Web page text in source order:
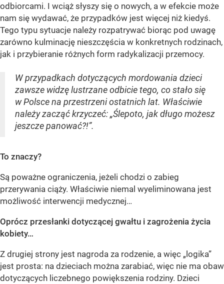
odbiorcami. I wciąż słyszy się o nowych, a w efekcie może
nam się wydawać, że przypadków jest więcej niż kiedyś.
Tego typu sytuacje należy rozpatrywać biorąc pod uwagę
zarówno kulminację nieszczęścia w konkretnych rodzinach,
jak i przybieranie różnych form radykalizacji przemocy.
W przypadkach dotyczących mordowania dzieci
zawsze widzę lustrzane odbicie tego, co stało się
w Polsce na przestrzeni ostatnich lat. Właściwie
należy zacząć krzyczeć: „Ślepoto, jak długo możesz
jeszcze panować?!”.
To znaczy?
Są poważne ograniczenia, jeżeli chodzi o zabieg
przerywania ciąży. Właściwie niemal wyeliminowana jest
możliwość interwencji medycznej…
Oprócz przesłanki dotyczącej gwałtu i zagrożenia życia
kobiety…
Z drugiej strony jest nagroda za rodzenie, a więc „logika”
jest prosta: na dzieciach można zarabiać, więc nie ma obaw
dotyczących liczebnego powiększenia rodziny. Dzieci